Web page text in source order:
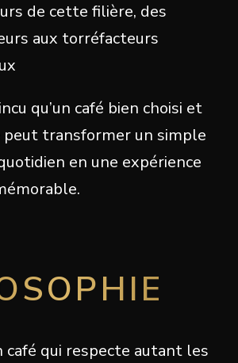
de cette filière, des
aux torréfacteurs
qu’un café bien choisi et
peut transformer un simple
en une expérience
café qui respecte autant les